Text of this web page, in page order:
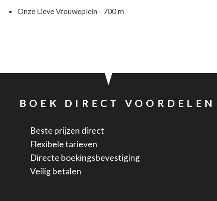
Onze Lieve Vrouweplein - 700 m
BOEK DIRECT VOORDELEN
Beste prijzen direct
Flexibele tarieven
Directe boekingsbevestiging
Veilig betalen